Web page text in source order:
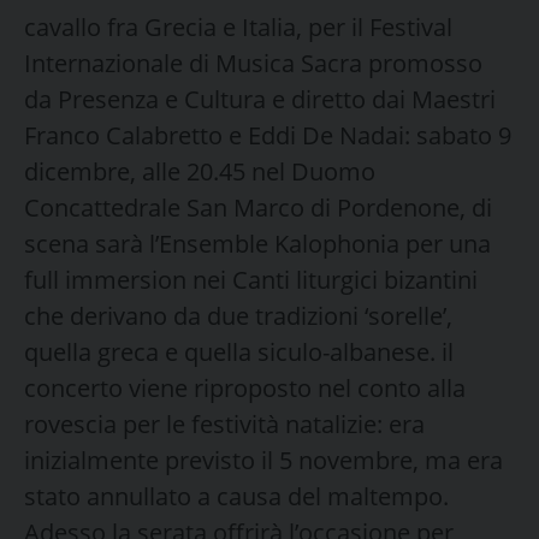
cavallo fra Grecia e Italia, per il Festival
Internazionale di Musica Sacra promosso
da Presenza e Cultura e diretto dai Maestri
Franco Calabretto e Eddi De Nadai: sabato 9
dicembre, alle 20.45 nel Duomo
Concattedrale San Marco di Pordenone, di
scena sarà l’Ensemble Kalophonia per una
full immersion nei Canti liturgici bizantini
che derivano da due tradizioni ‘sorelle’,
quella greca e quella siculo-albanese. il
concerto viene riproposto nel conto alla
rovescia per le festività natalizie: era
inizialmente previsto il 5 novembre, ma era
stato annullato a causa del maltempo.
Adesso la serata offrirà l’occasione per